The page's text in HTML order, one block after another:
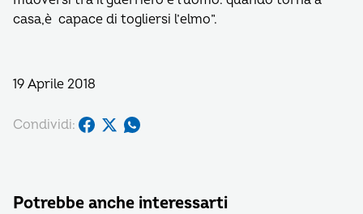
casa,è capace di togliersi l’elmo”.
19 Aprile 2018
Condividi:
Potrebbe anche interessarti